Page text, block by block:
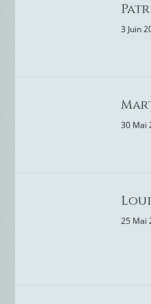
3 Juin
30 Mai
25 Mai